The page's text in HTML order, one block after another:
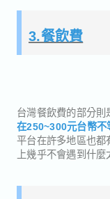
3.餐飲費
台灣餐飲費的部分則
在250~300元台幣不
平台在許多地區也
上幾乎不會遇到什麼